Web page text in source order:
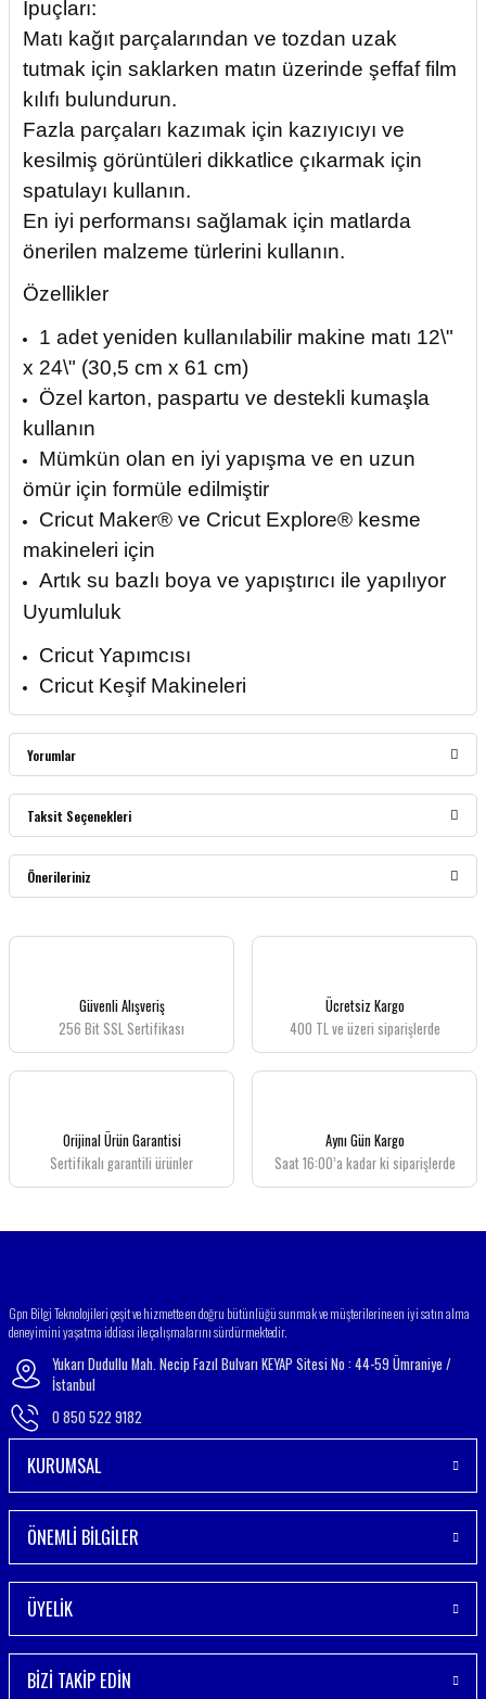
İpuçları:
Matı kağıt parçalarından ve tozdan uzak
tutmak için saklarken matın üzerinde şeffaf film
kılıfı bulundurun.
Fazla parçaları kazımak için kazıyıcıyı ve
kesilmiş görüntüleri dikkatlice çıkarmak için
spatulayı kullanın.
En iyi performansı sağlamak için matlarda
önerilen malzeme türlerini kullanın.
Özellikler
1 adet yeniden kullanılabilir makine matı 12\"
x 24\" (30,5 cm x 61 cm)
Özel karton, paspartu ve destekli kumaşla
kullanın
Mümkün olan en iyi yapışma ve en uzun
ömür için formüle edilmiştir
Cricut Maker® ve Cricut Explore® kesme
makineleri için
Artık su bazlı boya ve yapıştırıcı ile yapılıyor
Uyumluluk
Cricut Yapımcısı
Cricut Keşif Makineleri
Yorumlar
Bu ürüne ilk yorumu siz yapın!
Taksit Seçenekleri
Önerileriniz
Bu ürünün fiyat bilgisi, resim, ürün açıklamalarında ve diğer konularda yetersiz
Ürün resmi kalitesiz, bozuk veya görüntülenemiyor.
Bu ürüne benzer farklı alternatifler olmalı.
Güvenli Alışveriş
256 Bit SSL Sertifikası
Ücretsiz Kargo
400 TL ve üzeri siparişlerde
Orijinal Ürün Garantisi
Sertifikalı garantili ürünler
Aynı Gün Kargo
Saat 16:00’a kadar ki siparişlerde
Gpn Bilgi Teknolojileri çeşit ve hizmette en doğru bütünlüğü sunmak ve müşterilerine en iyi satın alma
deneyimini yaşatma iddiası ile çalışmalarını sürdürmektedir.
Yukarı Dudullu Mah. Necip Fazıl Bulvarı KEYAP Sitesi No : 44-59 Ümraniye /
İstanbul
0 850 522 9182
KURUMSAL
ÖNEMLİ BİLGİLER
ÜYELİK
BİZİ TAKİP EDİN